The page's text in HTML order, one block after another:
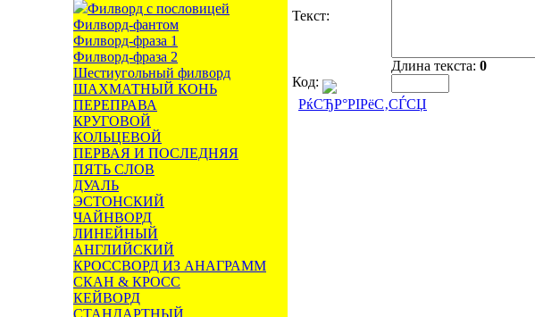
Филворд с пословицей
Филворд-фантом
Филворд-фраза 1
Филворд-фраза 2
Шестиугольный филворд
ШАХМАТНЫЙ КОНЬ
ПЕРЕПРАВА
КРУГОВОЙ
КОЛЬЦЕВОЙ
ПЕРВАЯ И ПОСЛЕДНЯЯ
ПЯТЬ СЛОВ
ДУАЛЬ
ЭСТОНСКИЙ
ЧАЙНВОРД
ЛИНЕЙНЫЙ
АНГЛИЙСКИЙ
КРОССВОРД ИЗ АНАГРАММ
СКАН & КРОСС
КЕЙВОРД
СТАНДАРТНЫЙ
Текст:
Длина текста: 0
Код:
РќСЂР°РІРёС‚СЃСЏ